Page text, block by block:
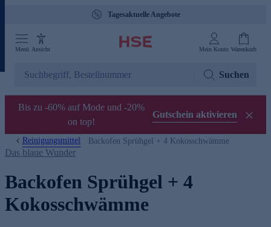
Tagesaktuelle Angebote
Menü Ansicht Mein Konto Warenkorb
Suchen
Bis zu -60% auf Mode und -20%
on top!
Gutschein aktivieren
Reinigungsmittel Backofen Sprühgel + 4 Kokosschwämme
Das blaue Wunder
Backofen Sprühgel + 4
Kokosschwämme